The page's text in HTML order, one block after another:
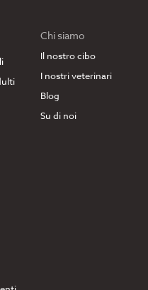
Chi siamo
Il nostro cibo
I nostri veterinari
Blog
Su di noi